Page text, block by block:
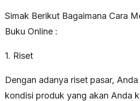
Simak Berikut Bagaimana Cara
Buku Online :
1. Riset
Dengan adanya riset pasar,
kondisi produk yang akan Anda